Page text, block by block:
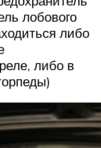
лобового
либо
либо в